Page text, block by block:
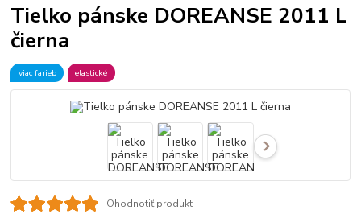
Tielko pánske DOREANSE 2011 L
čierna
viac farieb elastické
Ohodnotiť produkt